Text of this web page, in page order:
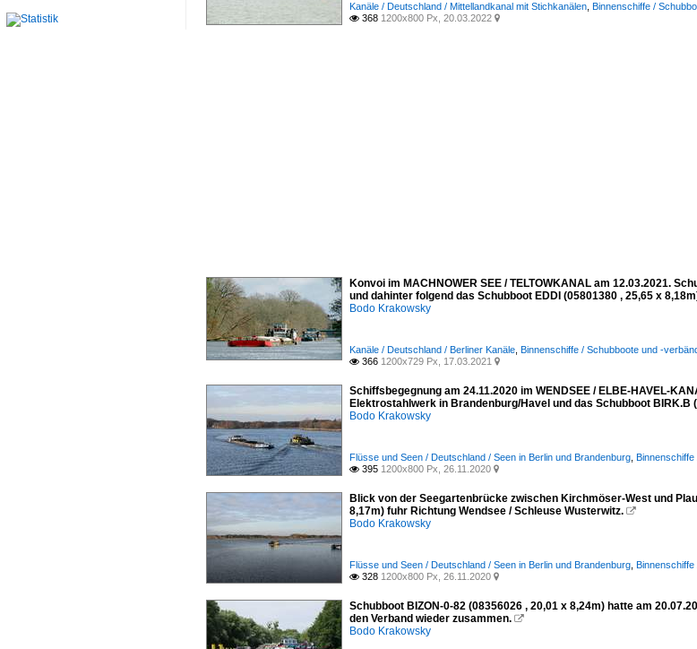
Kanäle / Deutschland / Mittellandkanal mit Stichkanälen Binnenschiffe /
 368 1200x800 Px, 20.03.2022 
Konvoi im MACHNOWER SEE / TELTOWKANAL am 12.03.2021.
und dahinter folgend das Schubboot EDDI (05801380 , 25,65 x
Bodo Krakowsky
Kanäle / Deutschland / Berliner Kanäle Binnenschiffe / Schubboote und -
 366 1200x729 Px, 17.03.2021 
Schiffsbegegnung am 24.11.2020 im WENDSEE / ELBE-HAVEL-
Elektrostahlwerk in Brandenburg/Havel und das Schubboot BIRK.B
Bodo Krakowsky
Flüsse und Seen / Deutschland / Seen in Berlin und Brandenburg Binnenschiffe
 395 1200x800 Px, 26.11.2020 
Blick von der Seegartenbrücke zwischen Kirchmöser-West und
8,17m) fuhr Richtung Wendsee / Schleuse Wusterwitz. 
Bodo Krakowsky
Flüsse und Seen / Deutschland / Seen in Berlin und Brandenburg
 328 1200x800 Px, 26.11.2020 
Schubboot BIZON-0-82 (08356026 , 20,01 x 8,24m) hatte am
den Verband wieder zusammen. 
Bodo Krakowsky